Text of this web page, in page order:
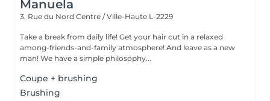
Manuela
3, Rue du Nord Centre / Ville-Haute L-2229
Take a break from daily life! Get your hair cut in a relaxed
among-friends-and-family atmosphere! And leave as a new
man! We have a simple philosophy...
Coupe + brushing
Brushing